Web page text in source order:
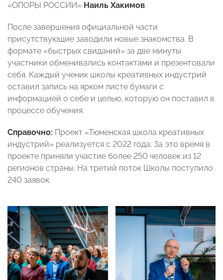
«ОПОРЫ РОССИИ» Наиль Хакимов.
После завершения официальной части
присутствующие заводили новые знакомства. В
формате «быстрых свиданий» за две минуты
участники обменивались контактами и презентовали
себя. Каждый ученик школы креативных индустрий
оставил запись на ярком листе бумаги с
информацией о себе и целью, которую он поставил в
процессе обучения.
Справочно: Проект «Тюменская школа креативных
индустрий» реализуется с 2022 года. За это время в
проекте приняли участие более 250 человек из 12
регионов страны. На третий поток Школы поступило
240 заявок.